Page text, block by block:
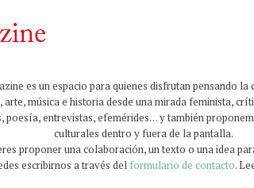
es un espacio para quienes disfrutan pensando la
música e historia desde una mirada feminista,
poesía, entrevistas, efemérides… y también
culturales dentro y fuera de la pantalla.
proponer una colaboración, un texto o una idea
escribirnos a través del formulario de contacto.